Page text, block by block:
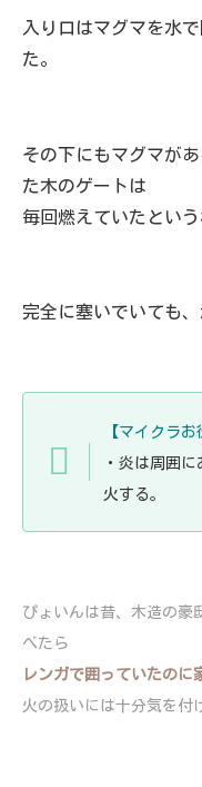
入り口はマグマを水
た。
その下にもマグマが
た木のゲートは
毎回燃えていたという
完全に塞いでいても
【マイクラお
・炎は周囲
火する。
ぴょいんは昔、木造の豪
べたら
レンガで囲っていたのに
火の扱いには十分気を